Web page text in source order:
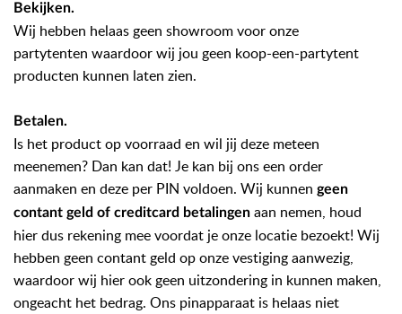
Bekijken.
Wij hebben helaas geen showroom voor onze
partytenten waardoor wij jou geen koop-een-partytent
producten kunnen laten zien.
Betalen.
Is het product op voorraad en wil jij deze meteen
meenemen? Dan kan dat! Je kan bij ons een order
aanmaken en deze per PIN voldoen. Wij kunnen geen
contant geld of creditcard betalingen aan nemen, houd
hier dus rekening mee voordat je onze locatie bezoekt! Wij
hebben geen contant geld op onze vestiging aanwezig,
waardoor wij hier ook geen uitzondering in kunnen maken,
ongeacht het bedrag. Ons pinapparaat is helaas niet